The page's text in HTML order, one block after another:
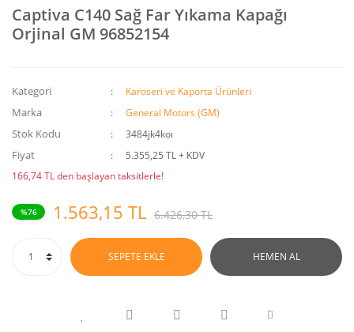
Captiva C140 Sağ Far Yıkama Kapağı
Orjinal GM 96852154
Kategori Karoseri ve Kaporta Ürünleri
Marka General Motors (GM)
Stok Kodu 3484jk4koı
Fiyat
5.355,25 TL + KDV
166,74 TL den başlayan taksitlerle!
%76 1.563,15 TL 6.426,30 TL
SEPETE EKLE HEMEN AL